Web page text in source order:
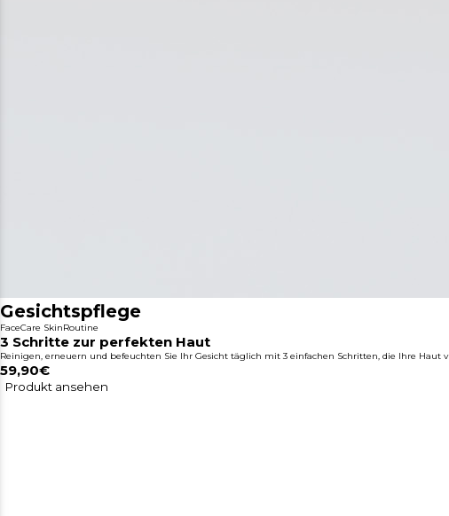
Gesichtspflege
FaceCare SkinRoutine
3 Schritte zur perfekten Haut
Reinigen, erneuern und befeuchten Sie Ihr Gesicht täglich mit 3 einfachen Schritten, die Ihre Haut v
59,90€
Produkt ansehen